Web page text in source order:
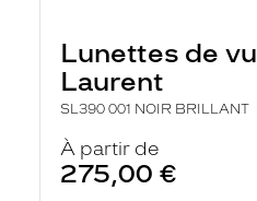
Lunettes de
Laurent
SL390 001 NOIR BRILLANT
À partir de
275,00 €